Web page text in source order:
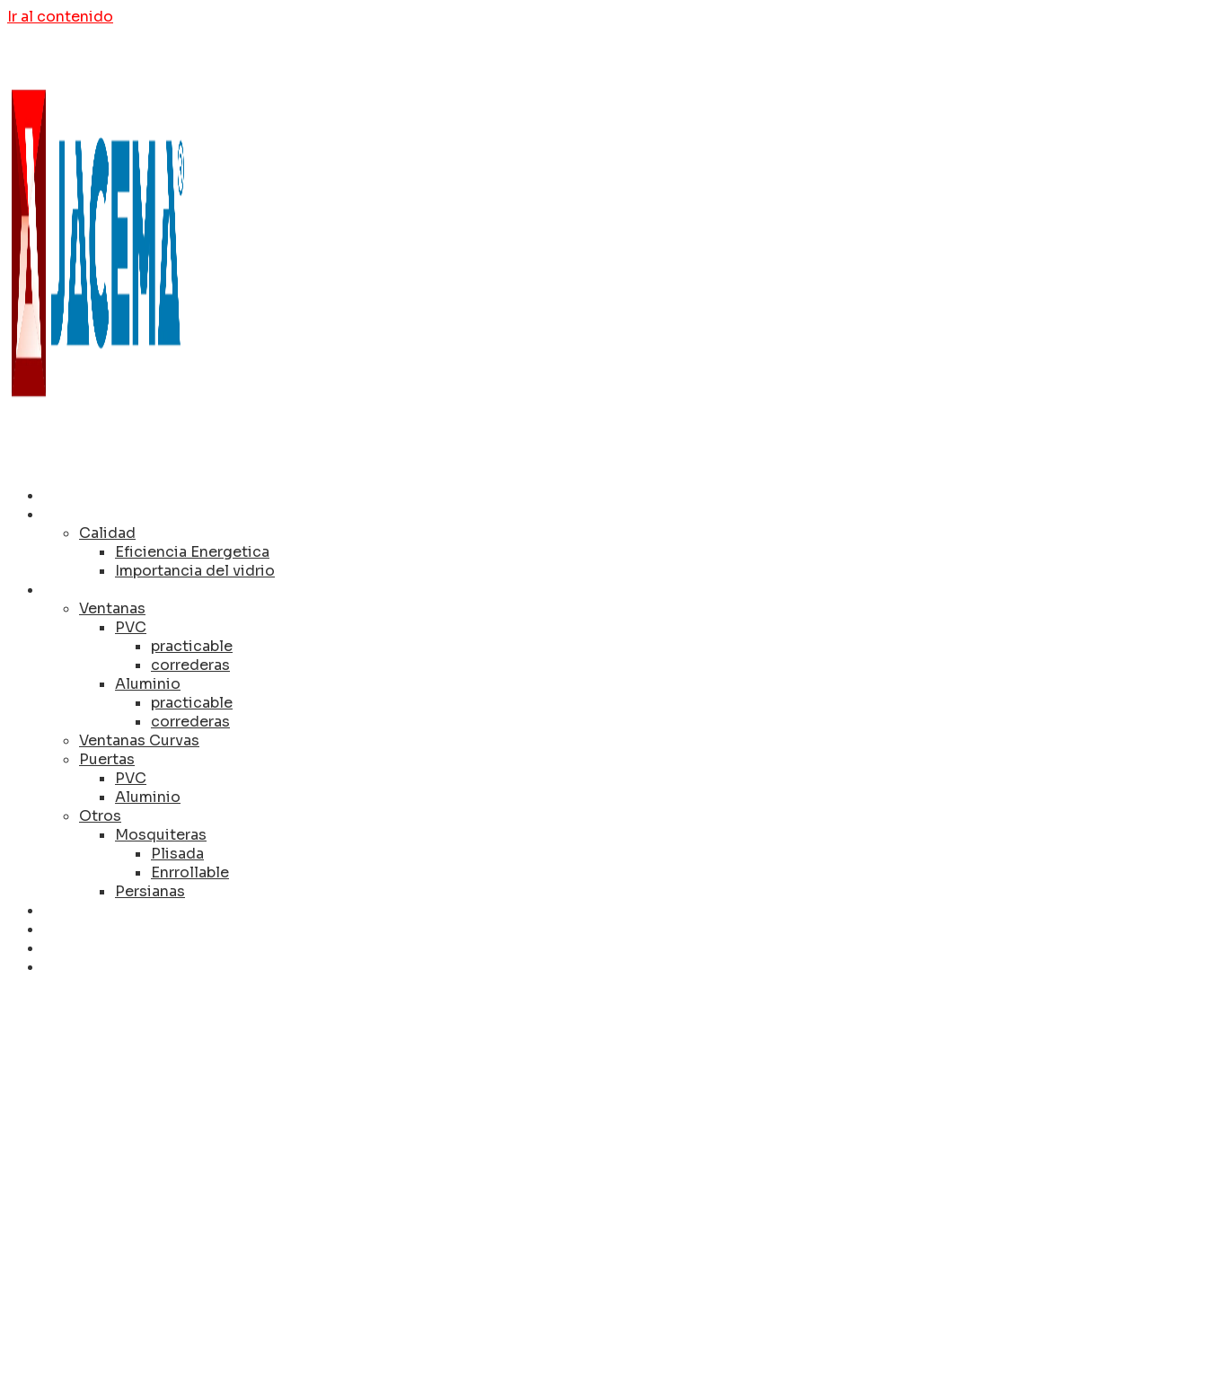
Ir al contenido
Calidad
Eficiencia Energetica
Importancia del vidrio
Ventanas
PVC
practicable
correderas
Aluminio
practicable
correderas
Ventanas Curvas
Puertas
PVC
Aluminio
Otros
Mosquiteras
Plisada
Enrrollable
Persianas